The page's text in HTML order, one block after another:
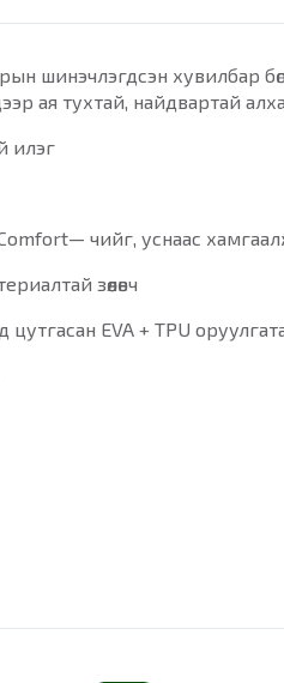
шинэчлэгдсэн хувилбар
ая тухтай, найдвартай
илэг
чийг, уснаас
зөөлөвч
EVA + TPU